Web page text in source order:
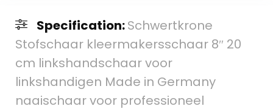
Specification:Schwertkrone
Stofschaar kleermakersschaar 8″ 20
cm linkshandschaar voor
linkshandigen Made in Germany
naaischaar voor professioneel